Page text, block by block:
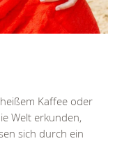
Kaffee oder
Welt erkunden,
sich durch ein